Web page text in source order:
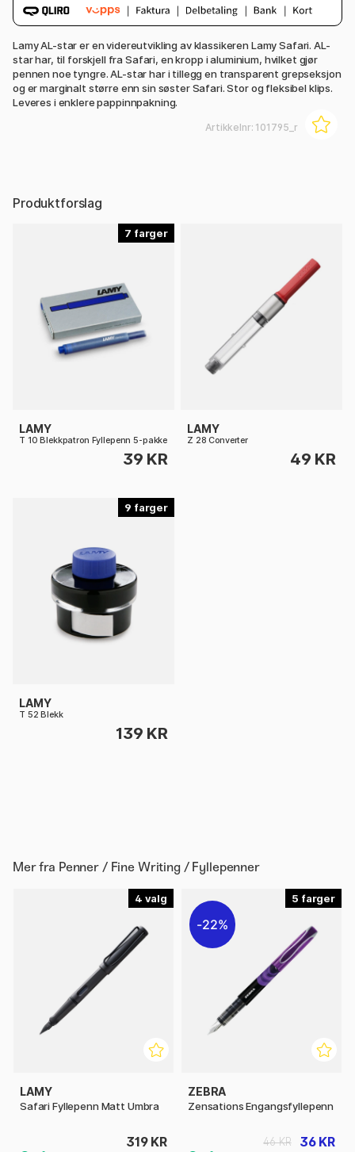
Lamy AL-star er en videreutvikling av klassikeren Lamy Safari. AL-
star har, til forskjell fra Safari, en kropp i aluminium, hvilket gjør
pennen noe tyngre. AL-star har i tillegg en transparent grepseksjon
og er marginalt større enn sin søster Safari. Stor og fleksibel klips.
Leveres i enklere pappinnpakning.
Artikkelnr: 101795_r
Produktforslag
7
LAMY
T 10 Blekkpatron Fyllepenn 5-pakke
39 KR
LAMY
Z 28 Converter
49 KR
9
LAMY
T 52 Blekk
139 KR
Mer fra Penner / Fine Writing / Fyllepenner
4
LAMY
Safari Fyllepenn Matt Umbra
319 KR
5
22%
ZEBRA
Zensations Engangsfyllepenn
36 KR
46 KR